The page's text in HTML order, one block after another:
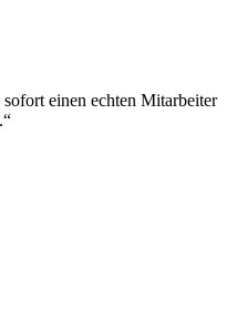
einen echten Mitarbeiter